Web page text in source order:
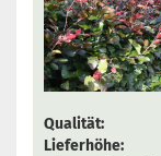
Qualität:
Lieferhöhe: